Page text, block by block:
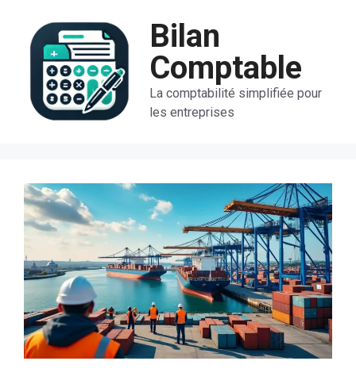
contenu
Bilan
Comptable
La comptabilité simplifiée pour
les entreprises